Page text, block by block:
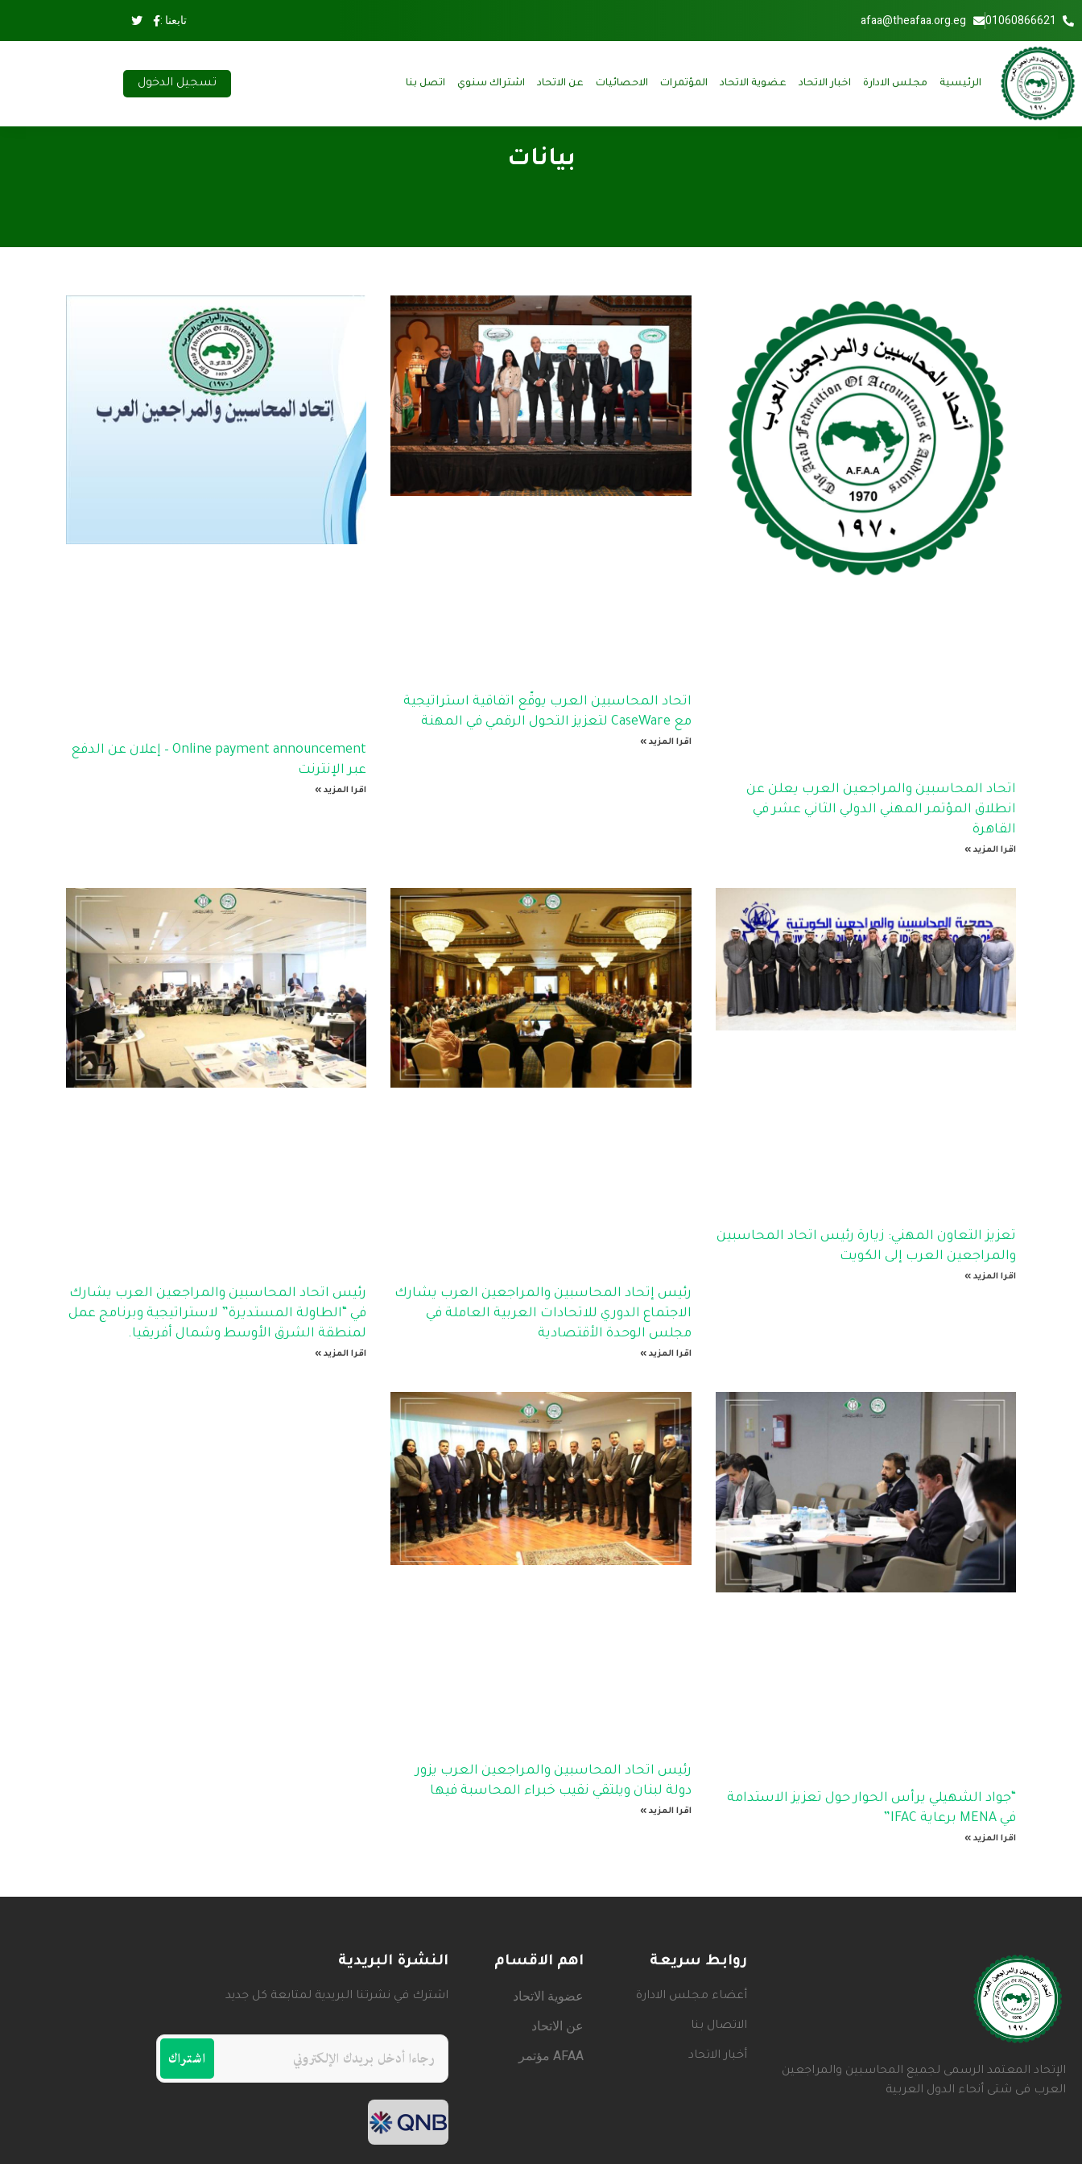
01060866621
afaa@theafaa.org.eg تابعنا :
الرئيسية مجلس الادارة اخبار الاتحاد عضوية الاتحاد المؤتمرات الاحصائيات عن الاتحاد اشتراك سنوي اتصل بنا تسجيل الدخول
بيانات
اتحاد المحاسبين والمراجعين العرب يعلن عن
انطلاق المؤتمر المهني الدولي الثاني عشر في
القاهرة
اقرا المزيد »
اتحاد المحاسبين العرب يوقّع اتفاقية استراتيجية
مع CaseWare لتعزيز التحول الرقمي في المهنة
اقرا المزيد »
Online payment announcement – إعلان عن الدفع
عبر الإنترنت
اقرا المزيد »
تعزيز التعاون المهني: زيارة رئيس اتحاد المحاسبين
والمراجعين العرب إلى الكويت
اقرا المزيد »
رئيس إتحاد المحاسبين والمراجعين العرب يشارك
الاجتماع الدوري للاتحادات العربية العاملة في
مجلس الوحدة الأقتصادية
اقرا المزيد »
رئيس اتحاد المحاسبين والمراجعين العرب يشارك
في “الطاولة المستديرة” لاستراتيجية وبرنامج عمل
لمنطقة الشرق الأوسط وشمال أفريقيا.
اقرا المزيد »
“جواد الشهيلي يرأس الحوار حول تعزيز الاستدامة
في MENA برعاية IFAC”
اقرا المزيد »
رئيس اتحاد المحاسبين والمراجعين العرب يزور
دولة لبنان ويلتقي نقيب خبراء المحاسبة فيها
اقرا المزيد »
الإتحاد المعتمد الرسمى لجميع المحاسبين والمراجعين
العرب فى شتى أنحاء الدول العربية
روابط سريعة
أعضاء مجلس الادارة
الاتصال بنا
أخبار الاتحاد
اهم الاقسام
عضوية الاتحاد
عن الاتحاد
AFAA مؤتمر
النشرة البريدية
اشترك في نشرتنا البريدية لمتابعة كل جديد
اشتراك